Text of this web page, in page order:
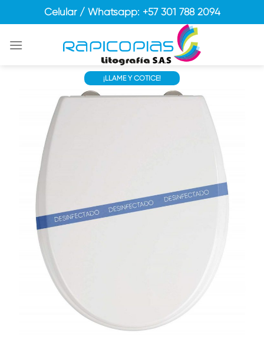
to
Celular / Whatsapp: +57 301 788 2094
¡LLAME Y COTICE!